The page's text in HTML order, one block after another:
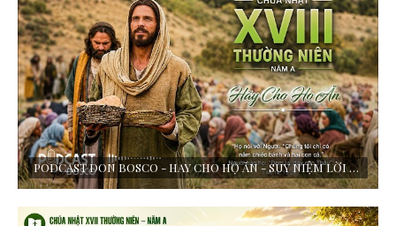
PODCAST DON BOSCO - HAY CHO HỌ ĂN - SUY NIỆM LỜI CHÚA - CHÚA NHẬT XVIII TN - NĂM A